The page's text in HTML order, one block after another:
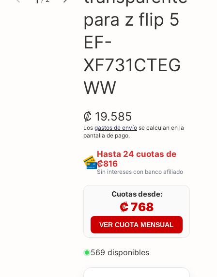
de
para z flip 5
EF-
XF731CTEG
WW
₡ 19.585
Los gastos de envío se calculan en la
pantalla de pago.
Hasta 24 cuotas de
₡816
Sin intereses con banco afiliado
Cuotas desde:
₡ 768
VER CUOTA MENSUAL
569 disponibles